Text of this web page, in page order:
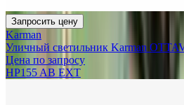
Запросить цену
Karman
Уличный светильник Karman
Цена по запросу
HP155 AB EXT